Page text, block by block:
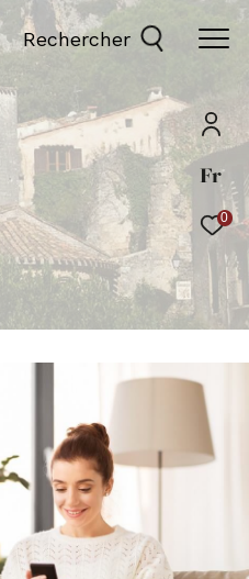
Fr
0
Rechercher